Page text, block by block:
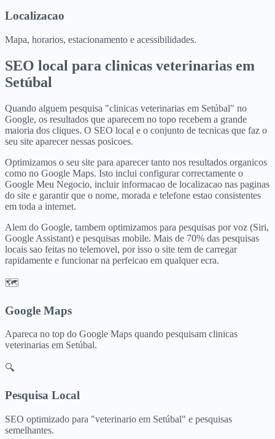
Localizacao
Mapa, horarios, estacionamento e acessibilidades.
SEO local para clinicas veterinarias em
Setúbal
Quando alguem pesquisa "clinicas veterinarias em Setúbal" no
Google, os resultados que aparecem no topo recebem a grande
maioria dos cliques. O SEO local e o conjunto de tecnicas que faz o
seu site aparecer nessas posicoes.
Optimizamos o seu site para aparecer tanto nos resultados organicos
como no Google Maps. Isto inclui configurar correctamente o
Google Meu Negocio, incluir informacao de localizacao nas paginas
do site e garantir que o nome, morada e telefone estao consistentes
em toda a internet.
Alem do Google, tambem optimizamos para pesquisas por voz (Siri,
Google Assistant) e pesquisas mobile. Mais de 70% das pesquisas
locais sao feitas no telemovel, por isso o site tem de carregar
rapidamente e funcionar na perfeicao em qualquer ecra.
🗺️
Google Maps
Apareca no top do Google Maps quando pesquisam clinicas
veterinarias em Setúbal.
🔍
Pesquisa Local
SEO optimizado para "veterinario em Setúbal" e pesquisas
semelhantes.